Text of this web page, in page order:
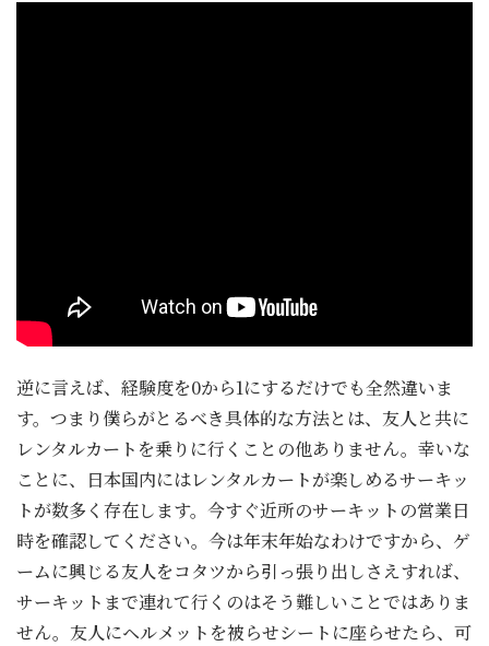
逆に言えば、経験度を0から1にするだけでも全然違いま
す。つまり僕らがとるべき具体的な方法とは、友人と共に
レンタルカートを乗りに行くことの他ありません。幸いな
ことに、日本国内にはレンタルカートが楽しめるサーキッ
トが数多く存在します。今すぐ近所のサーキットの営業日
時を確認してください。今は年末年始なわけですから、ゲ
ームに興じる友人をコタツから引っ張り出しさえすれば、
サーキットまで連れて行くのはそう難しいことではありま
せん。友人にヘルメットを被らせシートに座らせたら、可